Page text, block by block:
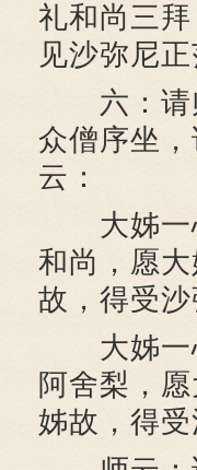
礼和尚三
见沙弥尼正
六：请师
众僧序坐
云：
大姊一心
和尚，愿
故，得受
大姊一心
阿舍梨，
姊故，得